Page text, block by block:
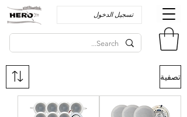
تسجيل الدخول
تصفية